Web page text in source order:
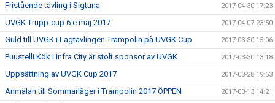
Fristående tävling i Sigtuna 2017-04-30 17:23
UVGK Trupp-cup 6:e maj 2017 2017-04-07 23:50
Guld till UVGK i Lagtävlingen Trampolin på UVGK Cup 2017-03-30 15:06
Puustelli Kök i Infra City är stolt sponsor av UVGK 2017-03-30 13:18
Uppsättning av UVGK Cup 2017 2017-03-28 19:53
Anmälan till Sommarläger i Trampolin 2017 ÖPPEN 2017-03-13 14:21